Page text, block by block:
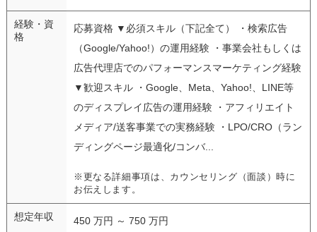
経験・資
格
応募資格 ▼必須スキル（下記全て） ・検索広告
（Google/Yahoo!）の運用経験 ・事業会社もしくは
広告代理店でのパフォーマンスマーケティング経験
▼歓迎スキル ・Google、Meta、Yahoo!、LINE等
のディスプレイ広告の運用経験 ・アフィリエイト
メディア/送客事業での実務経験 ・LPO/CRO（ラン
ディングページ最適化/コンバ...
※更なる詳細事項は、カウンセリング（面談）時に
お伝えします。
想定年収 450 万円 ～ 750 万円